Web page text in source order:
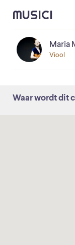
MUSICI
Maria
Viool
Waar wordt dit